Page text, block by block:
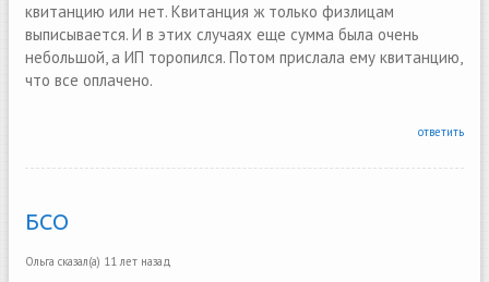
квитанцию или нет. Квитанция ж только физлицам
выписывается. И в этих случаях еще сумма была очень
небольшой, а ИП торопился. Потом прислала ему квитанцию,
что все оплачено.
ответить
БСО
Ольга сказал(а) 11 лет назад